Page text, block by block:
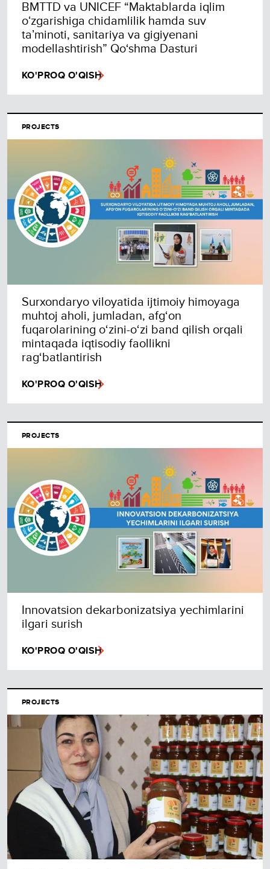
BMTTD va UNICEF “Maktablarda iqlim
oʻzgarishiga chidamlilik hamda suv
taʼminoti, sanitariya va gigiyenani
modellashtirish” Qo‘shma Dasturi
KO'PROQ O'QISH
PROJECTS
Surxondaryo viloyatida ijtimoiy himoyaga
muhtoj aholi, jumladan, afg‘on
fuqarolarining o‘zini-o‘zi band qilish orqali
mintaqada iqtisodiy faollikni
rag‘batlantirish
KO'PROQ O'QISH
PROJECTS
Innovatsion dekarbonizatsiya yechimlarini
ilgari surish
KO'PROQ O'QISH
PROJECTS